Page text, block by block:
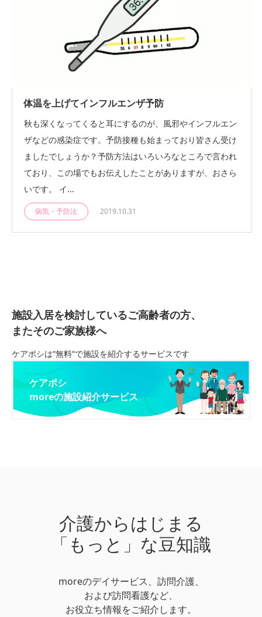
体温を上げてインフルエンザ予防
秋も深くなってくると耳にするのが、風邪やインフルエン
ザなどの感染症です。予防接種も始まっており皆さん受け
ましたでしょうか？予防方法はいろいろなところで言われ
ており、この場でもお伝えしたことがありますが、おさら
いです。 イ...
病気・予防法 2019.10.31
施設入居を検討しているご高齢者の方、
またそのご家族様へ
ケアポシは“無料“で施設を紹介するサービスです
ケアポシ
moreの施設紹介サービス
介護からはじまる
「もっと」な豆知識
moreのデイサービス、訪問介護、
および訪問看護など、
お役立ち情報をご紹介します。